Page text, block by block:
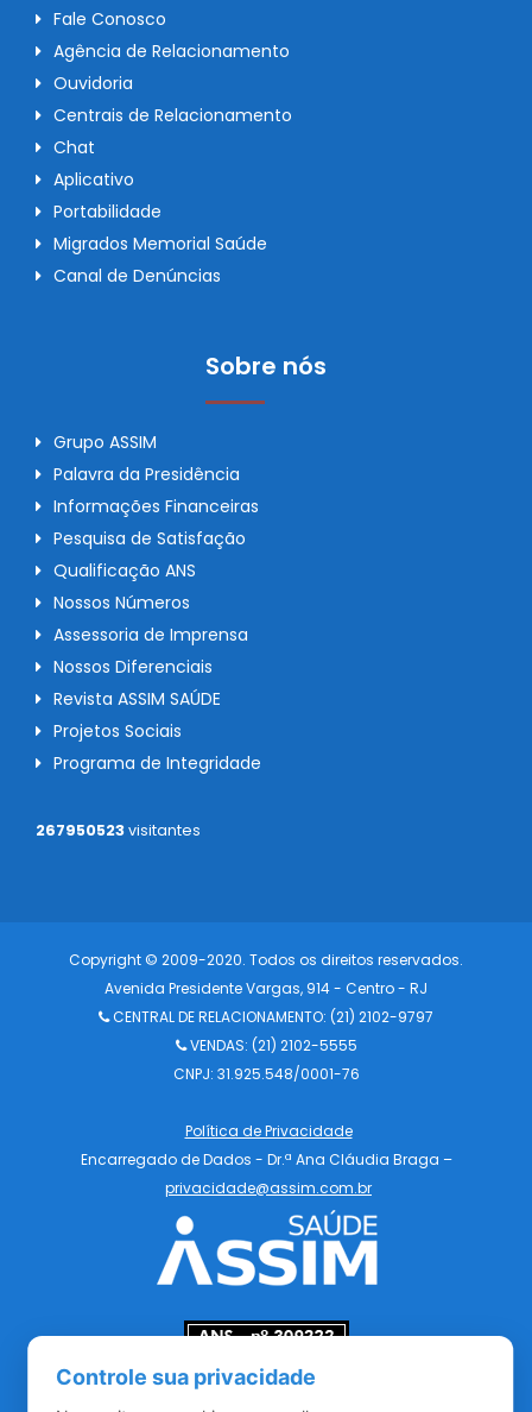
Fale Conosco
Agência de Relacionamento
Ouvidoria
Centrais de Relacionamento
Chat
Aplicativo
Portabilidade
Migrados Memorial Saúde
Canal de Denúncias
Sobre nós
Grupo ASSIM
Palavra da Presidência
Informações Financeiras
Pesquisa de Satisfação
Qualificação ANS
Nossos Números
Assessoria de Imprensa
Nossos Diferenciais
Revista ASSIM SAÚDE
Projetos Sociais
Programa de Integridade
267950523visitantes
Copyright © 2009-2020. Todos os direitos reservados.
Avenida Presidente Vargas, 914 - Centro - RJ
CENTRAL DE RELACIONAMENTO: (21) 2102-9797
VENDAS: (21) 2102-5555
CNPJ: 31.925.548/0001-76
Política de Privacidade
Encarregado de Dados - Dr.ª Ana Cláudia Braga –
privacidade@assim.com.br
Redes Sociais
Controle sua privacidade